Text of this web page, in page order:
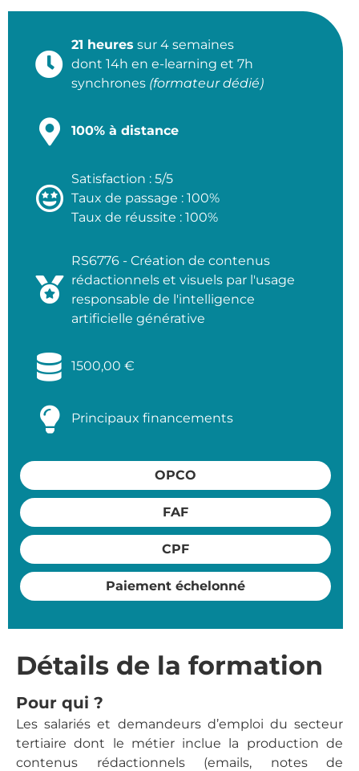
21 heures sur 4 semaines
dont 14h en e-learning et 7h
synchrones(formateur dédié)
100% à distance
Satisfaction : 5/5
Taux de passage : 100%
Taux de réussite : 100%
RS6776 - Création de contenus
rédactionnels et visuels par l'usage
responsable de l'intelligence
artificielle générative
1500,00 €
Principaux financements
OPCO
FAF
CPF
Paiement échelonné
Détails de la formation
Pour qui ?
Les salariés et demandeurs d’emploi du secteur
tertiaire dont le métier inclue la production de
contenus rédactionnels (emails, notes de